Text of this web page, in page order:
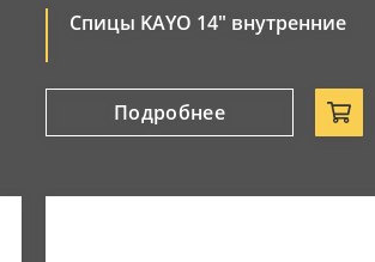
Спицы KAYO 14" внутренние
Подробнее